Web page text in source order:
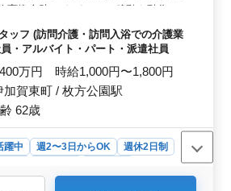
るやりがいのあるお仕事です。
変換介助 ・トイレへの移動や動作の介
おまちしております♪
ッフ (訪問介護・訪問入浴での介護業
・アルバイト・パート・派遣社員
万円 時給1,000円〜1,800円
賀東町 / 枚方公園駅
62歳
躍中 週2〜3日からOK
週休2日制
介護福祉士・介護スタッフ